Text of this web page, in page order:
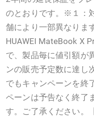
のとおりです。※１：
舗により一部異なりま
HUAWEI MateBook X
で、製品毎に値引額が
ンの販売予定数に達し
でもキャンペーンを終
ペーンは予告なく終了
す。ご了承ください。